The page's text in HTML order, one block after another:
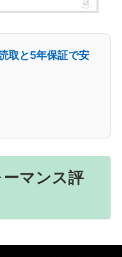
取と5年保証で安
マンス評